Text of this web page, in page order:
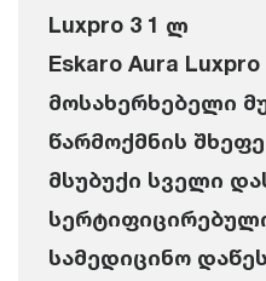
Luxpro 3 1 ლ
Eskaro Aura Luxpro
მოსახერხებელი
წარმოქმნის
მსუბუქი სველი
სამედიცინო